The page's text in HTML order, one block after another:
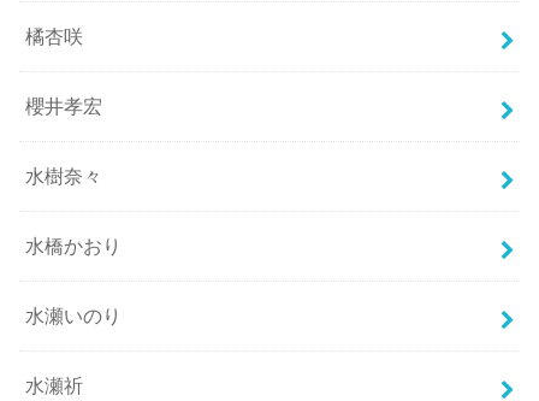
橘杏咲
櫻井孝宏
水樹奈々
水橋かおり
水瀬いのり
水瀬祈